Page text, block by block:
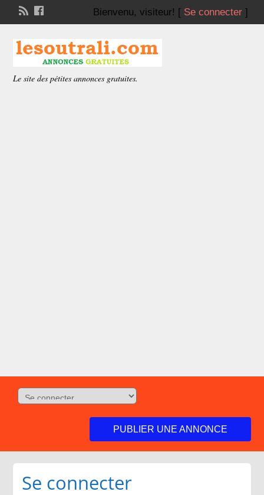
Bienvenu, visiteur! [ Se connecter]
Le site des pétites annonces gratuites.
PUBLIER UNE ANNONCE
Se connecter